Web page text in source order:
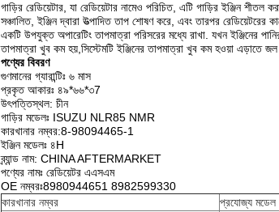
গাড়ির রেডিয়েটার, যা রেডিয়েটার নামেও পরিচিত, এটি গাড়ির ইঞ্জিন
সঞ্চালিত, ইঞ্জিন দ্বারা উত্পাদিত তাপ শোষণ করে, এবং তারপর
একটি উপযুক্ত অপারেটিং তাপমাত্রা পরিসরের মধ্যে রাখা. যখন ইঞ্জিনের
তাপমাত্রা খুব কম হয়,সিস্টেমটি ইঞ্জিনের তাপমাত্রা খুব কম হওয়া এড়াতে
পণ্যের বিবরণ
গুণমানের গ্যারান্টিঃ ৬ মাস
প্রকৃত আকারঃ ৪৯*৬৬*৩7
উৎপত্তিস্থল: চীন
গাড়ির মডেলঃ ISUZU NLR85 NMR
কারখানার নম্বর:8-98094465-1
ইঞ্জিন মডেলঃ ৪H
ব্র্যান্ড নাম: CHINA AFTERMARKET
পণ্যের নামঃ রেডিয়েটর এএসএম
OE নম্বরঃ8980944651 8982599330
কারখানার নম্বর
প্রযোজ্য মডেল